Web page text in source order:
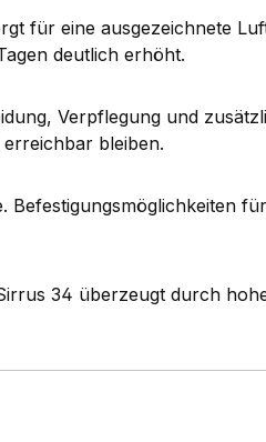
für eine ausgezeichnete
deutlich erhöht.
Verpflegung und
bleiben.
34 überzeugt durch